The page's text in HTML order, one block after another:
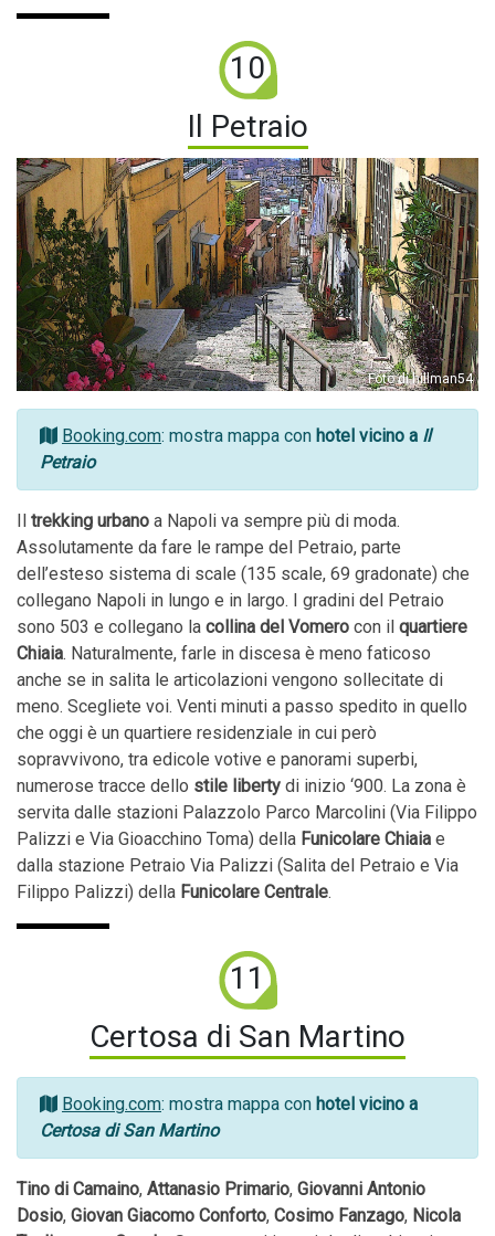
10
Il Petraio
Foto di hillman54
Booking.com: mostra mappa con hotel vicino a Il
Petraio
Il trekking urbano a Napoli va sempre più di moda.
Assolutamente da fare le rampe del Petraio, parte
dell’esteso sistema di scale (135 scale, 69 gradonate) che
collegano Napoli in lungo e in largo. I gradini del Petraio
sono 503 e collegano la collina del Vomero con il quartiere
Chiaia. Naturalmente, farle in discesa è meno faticoso
anche se in salita le articolazioni vengono sollecitate di
meno. Scegliete voi. Venti minuti a passo spedito in quello
che oggi è un quartiere residenziale in cui però
sopravvivono, tra edicole votive e panorami superbi,
numerose tracce dello stile liberty di inizio ‘900. La zona è
servita dalle stazioni Palazzolo­ Parco Marcolini (Via Filippo
Palizzi e Via Gioacchino Toma) della Funicolare Chiaia e
dalla stazione Petraio­ Via Palizzi (Salita del Petraio e Via
Filippo Palizzi) della Funicolare Centrale.
11
Certosa di San Martino
Booking.com: mostra mappa con hotel vicino a
Certosa di San Martino
Tino di Camaino, Attanasio Primario, Giovanni Antonio
Dosio, Giovan Giacomo Conforto, Cosimo Fanzago, Nicola